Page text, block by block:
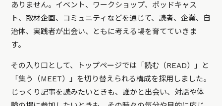
ありません。イベント、ワークショップ、ポッドキャス
ト、取材企画、コミュニティなどを通じて、読者、企業、自
治体、実践者が出会い、ともに考える場を育てていきま
す。
その入り口として、トップページでは「読む（READ）」と
「集う（MEET）」を切り替えられる構成を採用しました。
じっくり記事を読みたいときも、誰かと出会い、対話や体